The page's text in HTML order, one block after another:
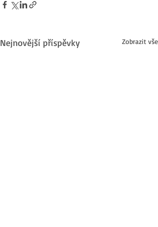
Nejnovější příspěvky Zobrazit vše